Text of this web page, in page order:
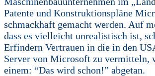
Patente und Konstruktionspläne
schmackhaft gemacht werden. Auf
dass es vielleicht unrealistisch ist,
Erfindern Vertrauen in die in den
Server von Microsoft zu vermitteln,
einem: “Das wird schon!” abgetan.